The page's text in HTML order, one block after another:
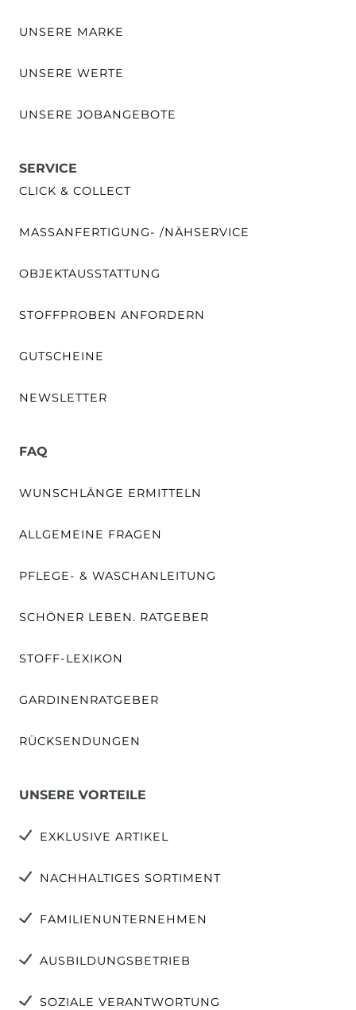
UNSERE MARKE
UNSERE WERTE
UNSERE JOBANGEBOTE
SERVICE
CLICK & COLLECT
MASSANFERTIGUNG- /NÄHSERVICE
OBJEKTAUSSTATTUNG
STOFFPROBEN ANFORDERN
GUTSCHEINE
NEWSLETTER
FAQ
WUNSCHLÄNGE ERMITTELN
ALLGEMEINE FRAGEN
PFLEGE- & WASCHANLEITUNG
SCHÖNER LEBEN. RATGEBER
STOFF-LEXIKON
GARDINENRATGEBER
RÜCKSENDUNGEN
UNSERE VORTEILE
EXKLUSIVE ARTIKEL
NACHHALTIGES SORTIMENT
FAMILIENUNTERNEHMEN
AUSBILDUNGSBETRIEB
SOZIALE VERANTWORTUNG